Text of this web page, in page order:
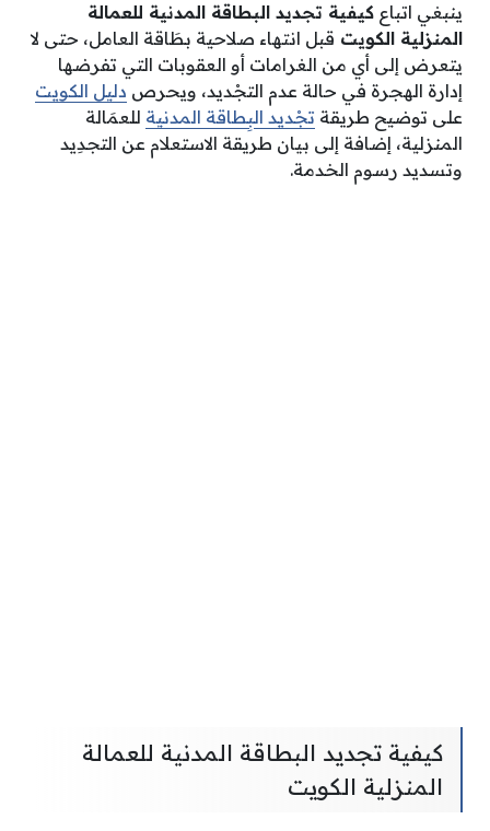
ينبغي اتباع كيفية تجديد البطاقة المدنية للعمالة
المنزلية الكويت قبل انتهاء صلاحية بطَاقة العامل، حتى لا
يتعرض إلى أي من الغرامات أو العقوبات التي تفرضها
إدارة الهجرة في حالة عدم التجْديد، ويحرص دليل الكويت
على توضيح طريقة تجْديد البِطاقة المدنية للعمَالة
المنزلية، إضافة إلى بيان طريقة الاستعلام عن التجدِيد
وتسديد رسوم الخدمة.
كيفية تجديد البطاقة المدنية للعمالة
المنزلية الكويت